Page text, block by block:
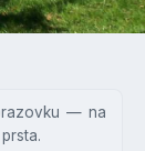
— na